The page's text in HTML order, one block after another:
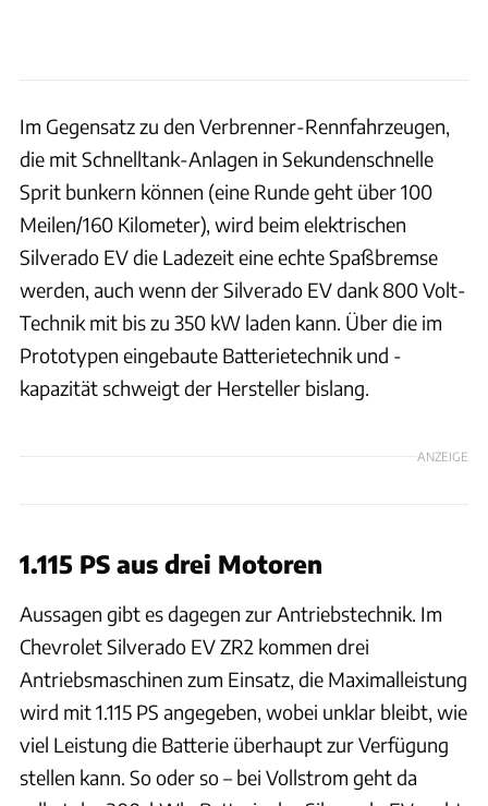
Im Gegensatz zu den Verbrenner-Rennfahrzeugen,
die mit Schnelltank-Anlagen in Sekundenschnelle
Sprit bunkern können (eine Runde geht über 100
Meilen/160 Kilometer), wird beim elektrischen
Silverado EV die Ladezeit eine echte Spaßbremse
werden, auch wenn der Silverado EV dank 800 Volt-
Technik mit bis zu 350 kW laden kann. Über die im
Prototypen eingebaute Batterietechnik und -
kapazität schweigt der Hersteller bislang.
ANZEIGE
1.115 PS aus drei Motoren
Aussagen gibt es dagegen zur Antriebstechnik. Im
Chevrolet Silverado EV ZR2 kommen drei
Antriebsmaschinen zum Einsatz, die Maximalleistung
wird mit 1.115 PS angegeben, wobei unklar bleibt, wie
viel Leistung die Batterie überhaupt zur Verfügung
stellen kann. So oder so – bei Vollstrom geht da